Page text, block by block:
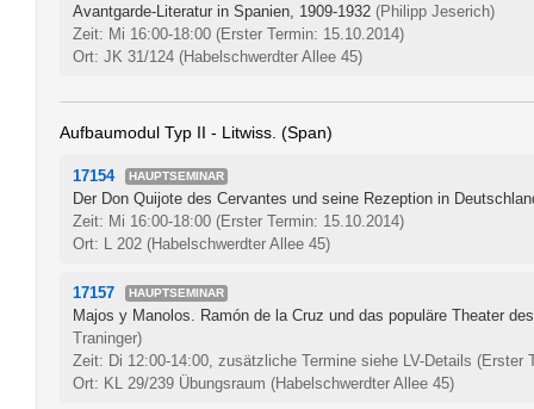
Avantgarde-Literatur in Spanien, 1909-1932 (Philipp Jeserich)
Zeit: Mi 16:00-18:00 (Erster Termin: 15.10.2014)
Ort: JK 31/124 (Habelschwerdter Allee 45)
Aufbaumodul Typ II - Litwiss. (Span)
17154 HAUPTSEMINAR
Der Don Quijote des Cervantes und seine Rezeption in
Zeit: Mi 16:00-18:00 (Erster Termin: 15.10.2014)
Ort: L 202 (Habelschwerdter Allee 45)
17157 HAUPTSEMINAR
Majos y Manolos. Ramón de la Cruz und das populäre Theater
Traninger)
Zeit: Di 12:00-14:00, zusätzliche Termine siehe LV-Details (Erster
Ort: KL 29/239 Übungsraum (Habelschwerdter Allee 45)